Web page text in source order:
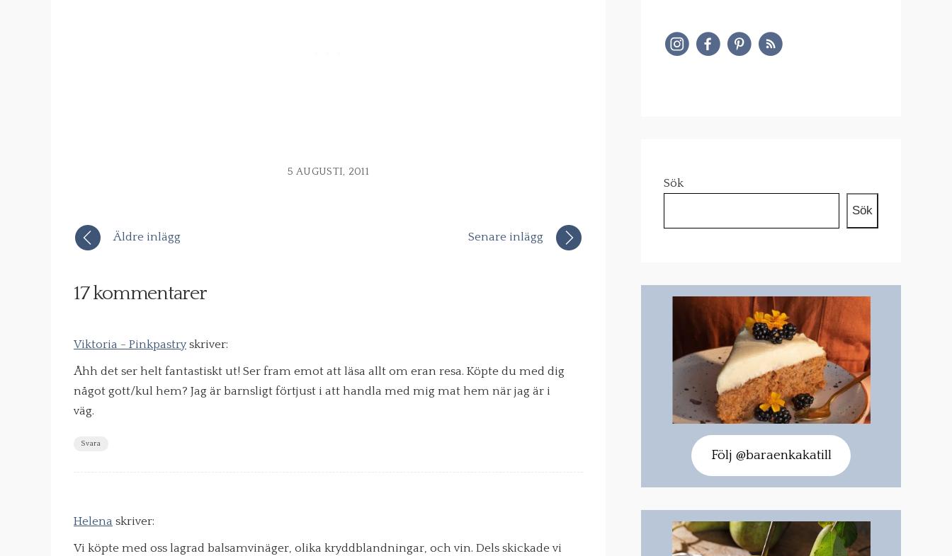
5 AUGUSTI, 2011
Äldre inlägg Senare inlägg
17 kommentarer
Viktoria - Pinkpastry skriver:
Åhh det ser helt fantastiskt ut! Ser fram emot att läsa allt om eran resa. Köpte du med dig
något gott/kul hem? Jag är barnsligt förtjust i att handla med mig mat hem när jag är i
väg.
Svara
Helena skriver:
Vi köpte med oss lagrad balsamvinäger, olika kryddblandningar, och vin. Dels skickade vi
Sök
Sök
Följ @baraenkakatill